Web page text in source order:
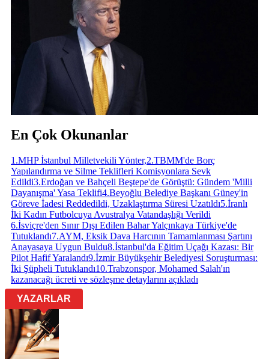
En Çok Okunanlar
1 .MHP İstanbul Milletvekili Yönter,2.TBMM'de Borç
Yapılandırma ve Silme Teklifleri Komisyonlara Sevk
Edildi3.Erdoğan ve Bahçeli Beştepe'de Görüştü: Gündem 'Milli
Dayanışma' Yasa Teklifi4.Beyoğlu Belediye Başkanı Güney'in
Göreve İadesi Reddedildi, Uzaklaştırma Süresi Uzatıldı5.İranlı
İki Kadın Futbolcuya Avustralya Vatandaşlığı Verildi
6.İsviçre'den Sınır Dışı Edilen Bahar Yalçınkaya Türkiye'de
Tutuklandı7.AYM, Eksik Dava Harcının Tamamlanması Şartını
Anayasaya Uygun Buldu8.İstanbul'da Eğitim Uçağı Kazası: Bir
Pilot Hafif Yaralandı9.İzmir Büyükşehir Belediyesi Soruşturması:
İki Şüpheli Tutuklandı10.Trabzonspor, Mohamed Salah'ın
kazanacağı ücreti ve sözleşme detaylarını açıkladı
YAZARLAR